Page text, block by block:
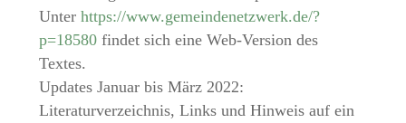
Unter https://www.gemeindenetzwerk.de/?
p=18580 findet sich eine Web-Version des
Textes.
Updates Januar bis März 2022:
Literaturverzeichnis, Links und Hinweis auf ein